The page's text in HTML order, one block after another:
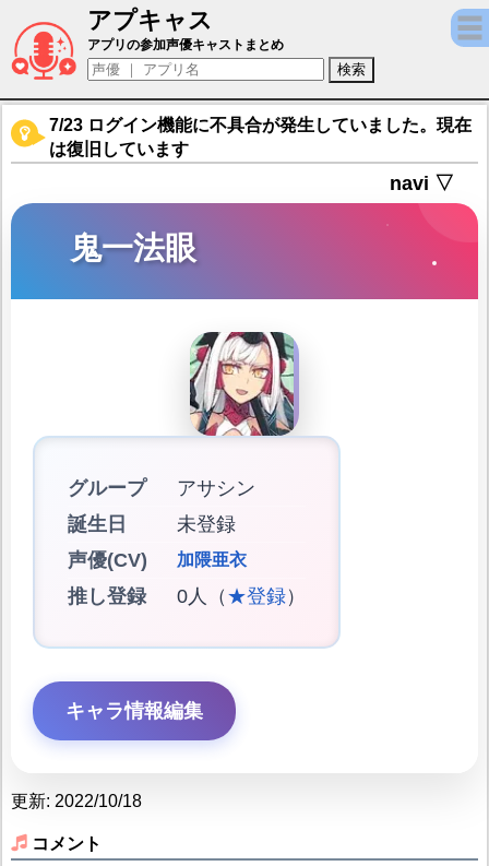
アプキャス
鬼一法眼（声優：加隈亜衣)【Fate/Grand
アプリの参加声優キャストまとめ
7/23 ログイン機能に不具合が発生していました。現在
は復旧しています
navi ▽
鬼一法眼
グループ
アサシン
誕生日
未登録
声優(CV)
加隈亜衣
推し登録 0人（ ★登録）
キャラ情報編集
更新: 2022/10/18
コメント